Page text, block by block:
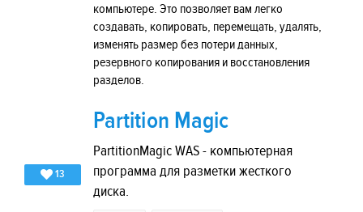
компьютере. Это позволяет вам легко
создавать, копировать, перемещать, удалять,
изменять размер без потери данных,
резервного копирования и восстановления
разделов.
13
Partition Magic
PartitionMagic WAS - компьютерная
программа для разметки жесткого
диска.